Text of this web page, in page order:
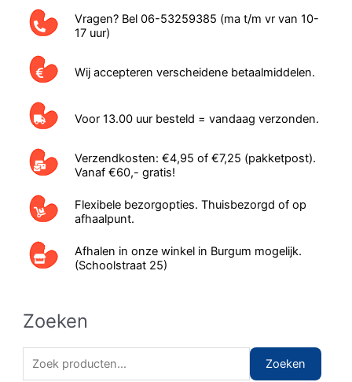
Vragen? Bel 06-53259385 (ma t/m vr van 10-
17 uur)
Wij accepteren verscheidene betaalmiddelen.
Voor 13.00 uur besteld = vandaag verzonden.
Verzendkosten: €4,95 of €7,25 (pakketpost).
Vanaf €60,- gratis!
Flexibele bezorgopties. Thuisbezorgd of op
afhaalpunt.
Afhalen in onze winkel in Burgum mogelijk.
(Schoolstraat 25)
Zoeken
Zoeken